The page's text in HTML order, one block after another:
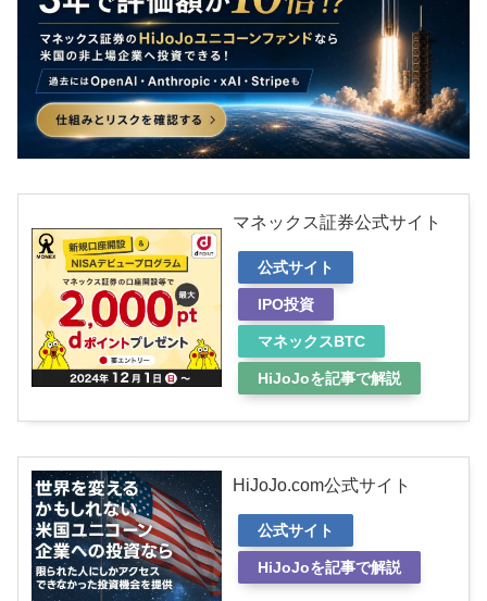
マネックス証券公式サイト
公式サイト
IPO投資
マネックスBTC
HiJoJoを記事で解説
HiJoJo.com公式サイト
公式サイト
HiJoJoを記事で解説